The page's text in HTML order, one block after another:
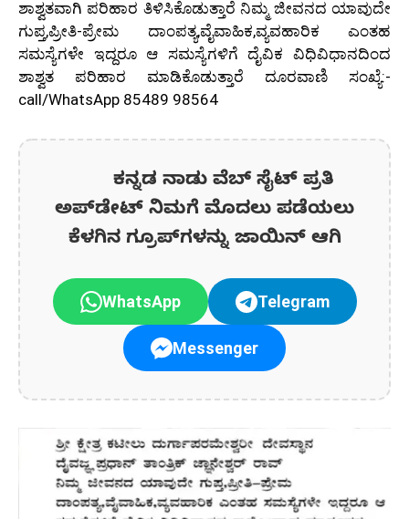
ಶಾಶ್ವತವಾಗಿ ಪರಿಹಾರ ತಿಳಿಸಿಕೊಡುತ್ತಾರೆ ನಿಮ್ಮ ಜೀವನದ ಯಾವುದೇ
ಗುಪ್ತ,ಪ್ರೀತಿ-ಪ್ರೇಮ ದಾಂಪತ್ಯ,ವೈವಾಹಿಕ,ವ್ಯವಹಾರಿಕ ಎಂತಹ
ಸಮಸ್ಯೆಗಳೇ ಇದ್ದರೂ ಆ ಸಮಸ್ಯೆಗಳಿಗೆ ದೈವಿಕ ವಿಧಿವಿಧಾನದಿಂದ
ಶಾಶ್ವತ ಪರಿಹಾರ ಮಾಡಿಕೊಡುತ್ತಾರೆ ದೂರವಾಣಿ ಸಂಖ್ಯೆ:-
call/WhatsApp 85489 98564
ಕನ್ನಡ ನಾಡು ವೆಬ್ ಸೈಟ್ ಪ್ರತಿ
ಅಪ್‌ಡೇಟ್‌ ನಿಮಗೆ ಮೊದಲು ಪಡೆಯಲು
ಕೆಳಗಿನ ಗ್ರೂಪ್‌ಗಳನ್ನು ಜಾಯಿನ್ ಆಗಿ
WhatsApp Telegram
Messenger